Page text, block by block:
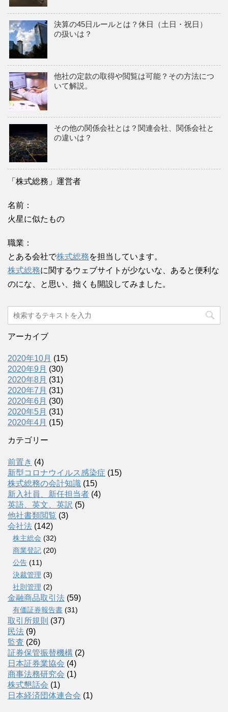
決算の45日ルールとは？休日（土日・祝日）
の扱いは？
他社の定款の取得や閲覧は可能？その方法につ
いて解説。
その他の関係会社とは？関連会社、関係会社と
の違いは？
「株式総務」運営者
名前：
火星に似たもの
職業：
とある会社で株式総務を担当しています。
株式総務に関するウェブサイトが少ないな、あると便利な
のにな、と思い、拙くも開設してみました。
アーカイブ
2020年10月 (15)
2020年9月 (30)
2020年8月 (31)
2020年7月 (31)
2020年6月 (30)
2020年5月 (31)
2020年4月 (15)
カテゴリー
前置き (4)
新型コロナウイルス感染症 (15)
株式総務の会計知識 (15)
新入社員、新任担当者 (4)
英語、英文、英訳 (5)
他社書類閲覧 (3)
会社法 (142)
株主総会 (32)
商業登記 (20)
公告 (11)
決裁管理 (3)
社則管理 (2)
金融商品取引法 (59)
有価証券報告書 (31)
取引所規則 (37)
民法 (9)
監査 (26)
証券保管振替機構 (2)
日本証券業協会 (4)
商事法務研究会 (1)
株式懇話会 (1)
日本経済団体連合会 (1)